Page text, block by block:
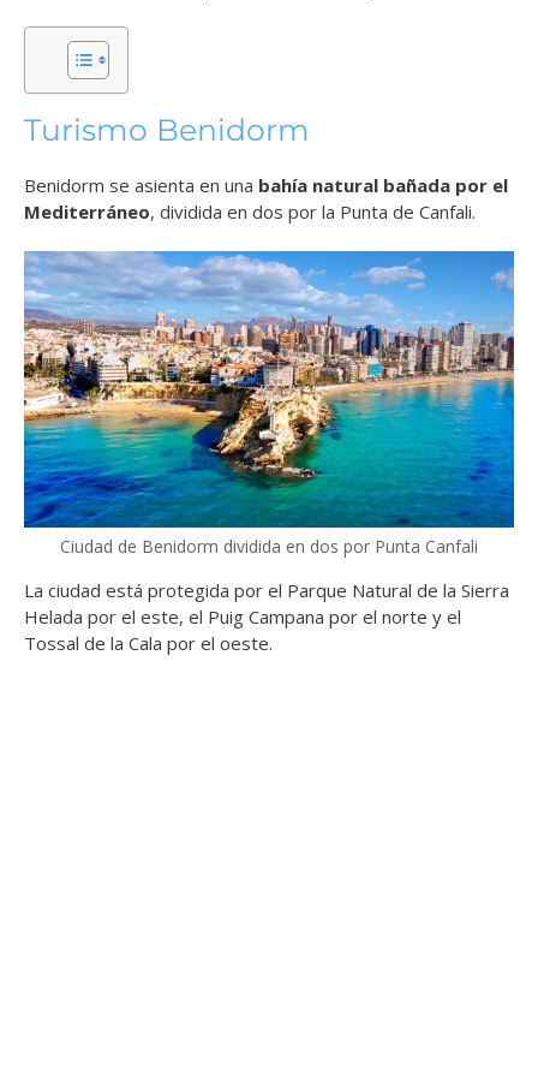
Turismo Benidorm
Benidorm se asienta en una bahía natural bañada por el
Mediterráneo, dividida en dos por la Punta de Canfali.
Ciudad de Benidorm dividida en dos por Punta Canfali
La ciudad está protegida por el Parque Natural de la Sierra
Helada por el este, el Puig Campana por el norte y el
Tossal de la Cala por el oeste.